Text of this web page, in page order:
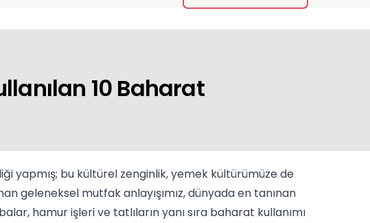
10 Baharat
yapmış; bu kültürel zenginlik, yemek kültürümüze de
geleneksel mutfak anlayışımız, dünyada en tanınan
lar, hamur işleri ve tatlıların yanı sıra baharat kullanımı